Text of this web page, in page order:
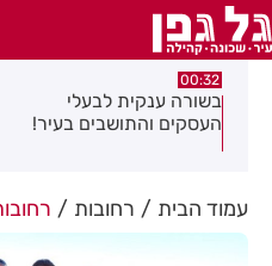
00:32
בשורה ענקית לבעלי
העסקים והתושבים בעיר!
עמוד הבית רחובות